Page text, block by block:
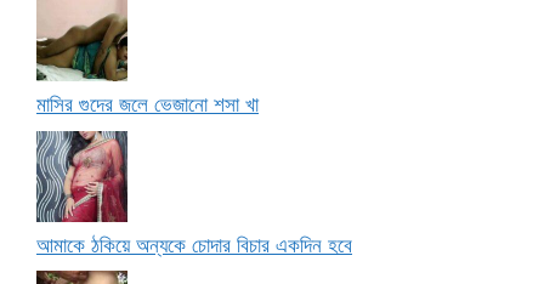
মাসির গুদের জলে ভেজানো শসা খা
আমাকে ঠকিয়ে অন্যকে চোদার বিচার একদিন হবে